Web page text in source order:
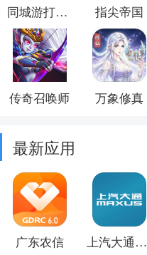
同城游打大尖 指尖帝国
传奇召唤师 万象修真
最新应用
广东农信 上汽大通MAXUS